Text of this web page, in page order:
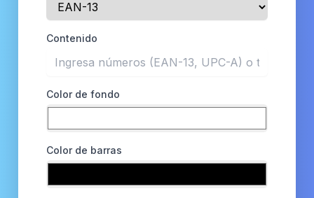
Contenido
Color de fondo
Color de barras